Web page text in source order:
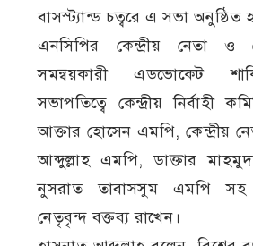
বাসস্ট্যান্ড চত্বরে এ সভা অনুষ্ঠিত
এনসিপির কেন্দ্রীয় নেতা ও
সমন্বয়কারী এডভোকেট
সভাপতিত্বে কেন্দ্রীয় নির্বাহী
আক্তার হোসেন এমপি, কেন্দ্রীয়
আব্দুল্লাহ এমপি, ডাক্তার
নুসরাত তাবাসসুম এমপি সহ
নেতৃবৃন্দ বক্তব্য রাখেন।